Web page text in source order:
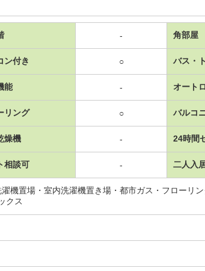
- 角部屋
ン付き ○ バス・
能 - オート
リング ○ バルコ
燥機 - 24時間
相談可 - 二人入
機置場・室内洗濯機置き場・都市ガス・フローリ
クス